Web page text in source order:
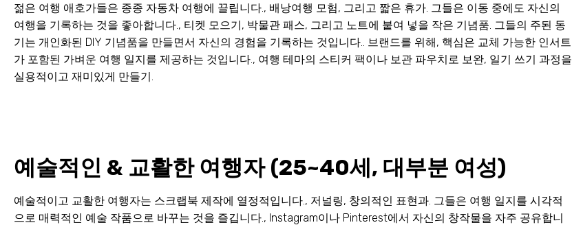
젊은 여행 애호가들은 종종 자동차 여행에 끌립니다., 배낭여행 모험, 그리고 짧은 휴가. 그들은 이동 중에도 자신의
여행을 기록하는 것을 좋아합니다., 티켓 모으기, 박물관 패스, 그리고 노트에 붙여 넣을 작은 기념품. 그들의 주된 동
기는 개인화된 DIY 기념품을 만들면서 자신의 경험을 기록하는 것입니다.. 브랜드를 위해, 핵심은 교체 가능한 인서트
가 포함된 가벼운 여행 일지를 제공하는 것입니다., 여행 테마의 스티커 팩이나 보관 파우치로 보완, 일기 쓰기 과정을
실용적이고 재미있게 만들기.
예술적인 & 교활한 여행자 (25~40세, 대부분 여성)
예술적이고 교활한 여행자는 스크랩북 제작에 열정적입니다., 저널링, 창의적인 표현과. 그들은 여행 일지를 시각적
으로 매력적인 예술 작품으로 바꾸는 것을 즐깁니다., Instagram이나 Pinterest에서 자신의 창작물을 자주 공유합니